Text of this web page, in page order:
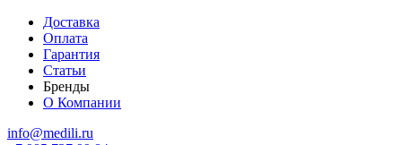
Доставка
Оплата
Гарантия
Статьи
Бренды
О Компании
info@medili.ru